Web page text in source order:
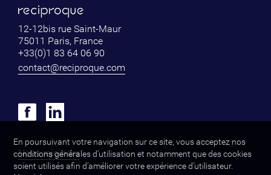
12-12bis rue Saint-Maur
75011 Paris, France
+33(0)1 83 64 06 90
contact@reciproque.com
Nous rejoindre
En poursuivant votre navigation sur ce site, vous acceptez nos
conditions générales d’utilisation et notamment que des cookies
soient utilisés afin d’améliorer votre expérience d’utilisateur.